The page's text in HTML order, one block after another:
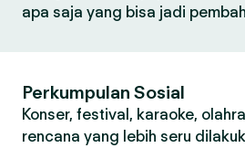
apa saja yang bisa jadi
Perkumpulan Sosial
Konser, festival, karaoke,
rencana yang lebih seru